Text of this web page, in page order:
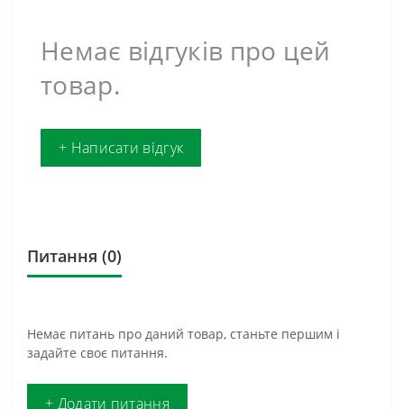
Немає відгуків про цей
товар.
+ Написати відгук
Питання (0)
Немає питань про даний товар, станьте першим і
задайте своє питання.
+ Додати питання